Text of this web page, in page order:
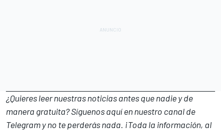
¿Quieres leer nuestras noticias antes que nadie y de
manera gratuita? Síguenosaquí en nuestro canal de
Telegramy no te perderás nada. ¡Toda la información, al